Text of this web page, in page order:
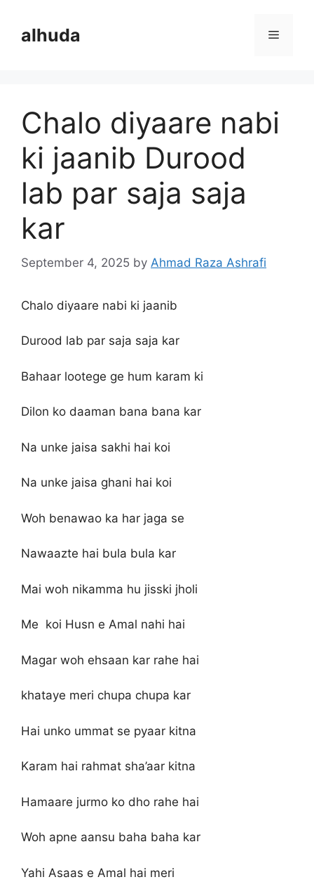
contentalhuda Menu
Chalo diyaare nabi
ki jaanib Durood
lab par saja saja
kar
September 4, 2025 by Ahmad Raza Ashrafi
Chalo diyaare nabi ki jaanib
Durood lab par saja saja kar
Bahaar lootege ge hum karam ki
Dilon ko daaman bana bana kar
Na unke jaisa sakhi hai koi
Na unke jaisa ghani hai koi
Woh benawao ka har jaga se
Nawaazte hai bula bula kar
Mai woh nikamma hu jisski jholi
Me koi Husn e Amal nahi hai
Magar woh ehsaan kar rahe hai
khataye meri chupa chupa kar
Hai unko ummat se pyaar kitna
Karam hai rahmat sha’aar kitna
Hamaare jurmo ko dho rahe hai
Woh apne aansu baha baha kar
Yahi Asaas e Amal hai meri